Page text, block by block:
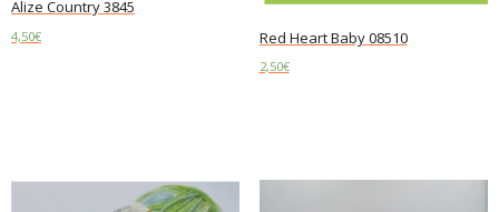
Alize Country 3845
4,50€ Red Heart Baby 08510
2,50€